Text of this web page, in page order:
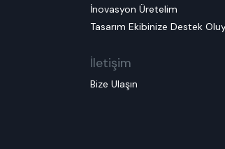
İnovasyon Üretelim
Tasarım Ekibinize Destek
İletişim
Bize Ulaşın